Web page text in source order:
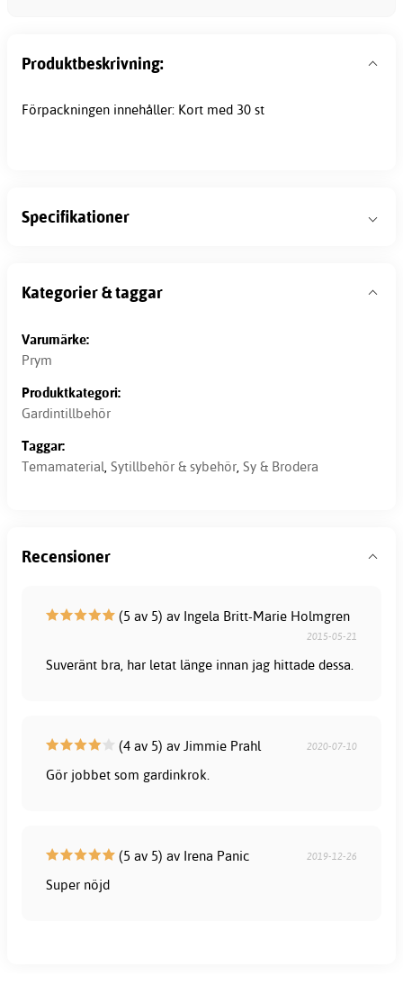
Produktbeskrivning:
Förpackningen innehåller: Kort med 30 st
Specifikationer
Kategorier & taggar
Varumärke:
Prym
Produktkategori:
Gardintillbehör
Taggar:
Temamaterial, Sytillbehör & sybehör, Sy & Brodera
Recensioner
(5 av 5) av Ingela Britt-Marie Holmgren
2015-05-21
Suveränt bra, har letat länge innan jag hittade dessa.
(4 av 5) av Jimmie Prahl 2020-07-10
Gör jobbet som gardinkrok.
(5 av 5) av Irena Panic 2019-12-26
Super nöjd